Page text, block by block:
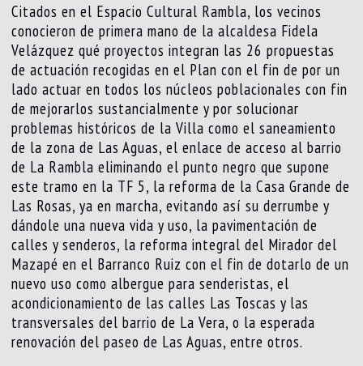
Citados en el Espacio Cultural Rambla, los vecinos
conocieron de primera mano de la alcaldesa Fidela
Velázquez qué proyectos integran las 26 propuestas
de actuación recogidas en el Plan con el fin de por un
lado actuar en todos los núcleos poblacionales con fin
de mejorarlos sustancialmente y por solucionar
problemas históricos de la Villa como el saneamiento
de la zona de Las Aguas, el enlace de acceso al barrio
de La Rambla eliminando el punto negro que supone
este tramo en la TF 5, la reforma de la Casa Grande de
Las Rosas, ya en marcha, evitando así su derrumbe y
dándole una nueva vida y uso, la pavimentación de
calles y senderos, la reforma integral del Mirador del
Mazapé en el Barranco Ruiz con el fin de dotarlo de un
nuevo uso como albergue para senderistas, el
acondicionamiento de las calles Las Toscas y las
transversales del barrio de La Vera, o la esperada
renovación del paseo de Las Aguas, entre otros.